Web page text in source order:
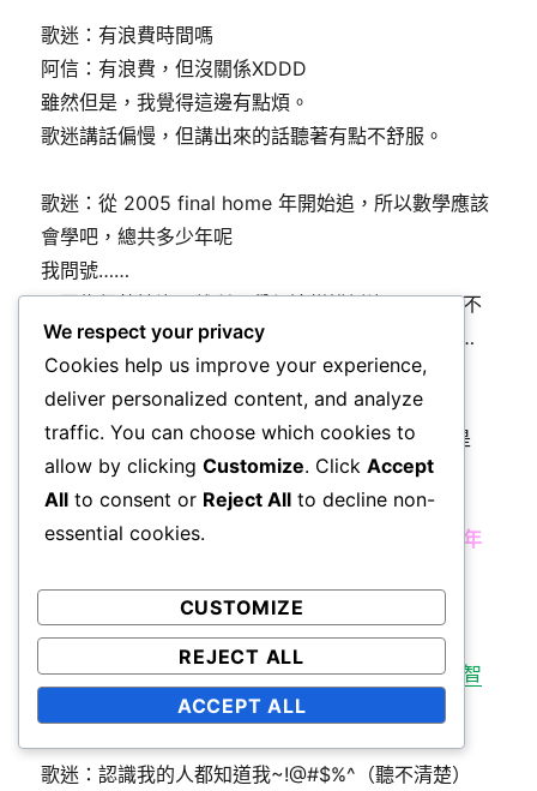
歌迷：有浪費時間嗎
阿信：有浪費，但沒關係XDDD
雖然但是，我覺得這邊有點煩。
歌迷講話偏慢，但講出來的話聽著有點不舒服。
歌迷：從 2005 final home 年開始追，所以數學應該
會學吧，總共多少年呢
我問號……
是因為很熟捻沒距離所以覺得這樣講話沒問題嗎，不
知道是我太敏感太在意這種小細節，還是真的就……
我是覺得蠻沒禮貌的。
但最後阿信是幽幽默默帶過去：Final home 大概是
2004, 2005
：所以總共是50 幾年了XDDD
：好啦我知道正確答案是
從你的臉上看不出來是幾年
救命！！這不愧是能說出自己有沒有談戀愛見仁見智
欸我好愛他 >///<
歌迷：認識我的人都知道我~!@#$%^（聽不清楚）
We respect your privacy
Cookies help us improve your experience,
deliver personalized content, and analyze
traffic. You can choose which cookies to
allow by clicking Customize. Click Accept
All to consent or Reject All to decline non-
essential cookies.
CUSTOMIZE
REJECT ALL
ACCEPT ALL